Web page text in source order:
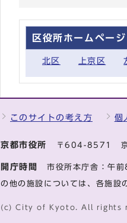
区役所ホームページ
北区 上京区
このサイトの考え方 個
京都市役所 〒604-8571 京
開庁時間 市役所本庁舎：午
の他の施設については、各施設
(c) City of Kyoto. All rights